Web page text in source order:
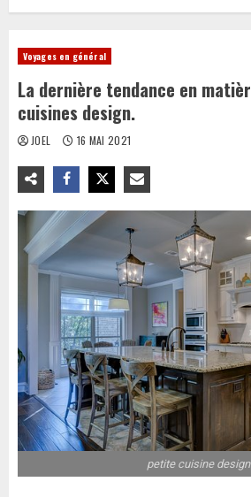
Voyages en général
La dernière tendance en
cuisines design.
JOEL 16 MAI 2021
petite cuisine design